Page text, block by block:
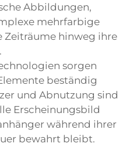
Abbildungen,
mehrfarbige
Zeiträume hinweg ihre
sorgen
beständig
und Abnutzung sind
Erscheinungsbild
während ihrer
bewahrt bleibt.